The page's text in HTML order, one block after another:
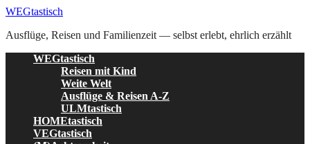
Skip
content
WEGtastisch
Ausflüge, Reisen und Familienzeit — selbst erlebt, ehrlich erzählt
WEGtastisch
Reisen mit Kind
Weite Welt
Ausflüge & Reisen A-Z
ULMtastisch
HOMEtastisch
VEGtastisch